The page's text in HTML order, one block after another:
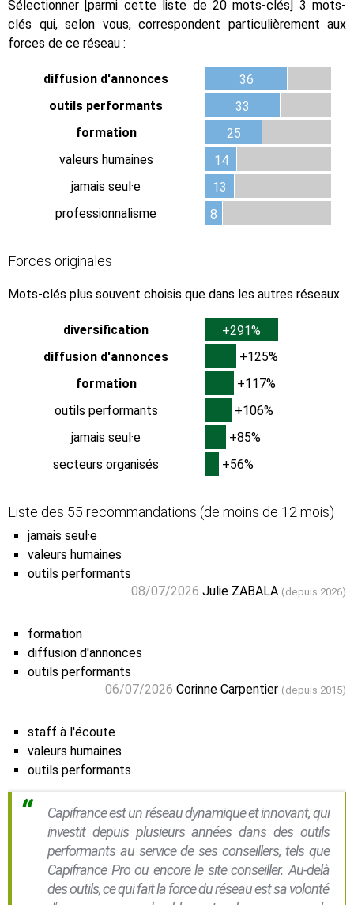
Sélectionner [parmi cette liste de 20 mots-clés] 3 mots-
clés qui, selon vous, correspondent particulièrement aux
forces de ce réseau :
diffusion d'annonces
36
outils performants
33
formation
25
valeurs humaines
14
jamais seul·e
13
professionnalisme
8
Forces originales
Mots-clés plus souvent choisis que dans les autres réseaux
diversification
+291%
diffusion d'annonces
+125%
formation
+117%
outils performants
+106%
jamais seul·e
+85%
secteurs organisés
+56%
Liste des 55 recommandations (de moins de 12 mois)
jamais seul·e
valeurs humaines
outils performants
08/07/2026 Julie ZABALA (depuis 2026)
formation
diffusion d'annonces
outils performants
06/07/2026 Corinne Carpentier (depuis 2015)
staff à l'écoute
valeurs humaines
outils performants
Capifrance est un réseau dynamique et innovant, qui
investit depuis plusieurs années dans des outils
performants au service de ses conseillers, tels que
Capifrance Pro ou encore le site conseiller. Au-delà
des outils, ce qui fait la force du réseau est sa volonté